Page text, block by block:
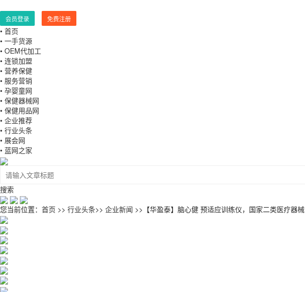
会员登录 免费注册
• 首页
• 一手货源
• OEM代加工
• 连锁加盟
• 营养保健
• 服务营销
• 孕婴童网
• 保健器械网
• 保健用品网
• 企业推荐
• 行业头条
• 展会网
• 蓝网之家
搜索
您当前位置： 首页 >> 行业头条>> 企业新闻 >>【华盈泰】脑心健 预适应训练仪，国家二类医疗器械